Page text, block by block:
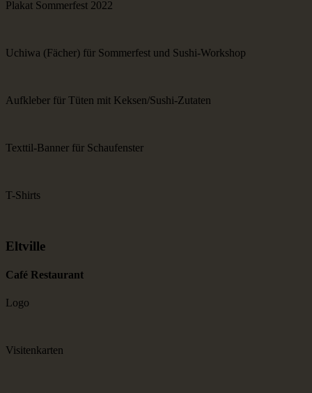
Plakat Sommerfest 2022
Uchiwa (Fächer) für Sommerfest und Sushi-Workshop
Aufkleber für Tüten mit Keksen/Sushi-Zutaten
Texttil-Banner für Schaufenster
T-Shirts
Eltville
Café Restau­rant
Logo
Visitenkarten